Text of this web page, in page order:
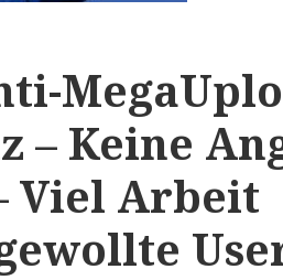
– Keine
Viel Arbeit